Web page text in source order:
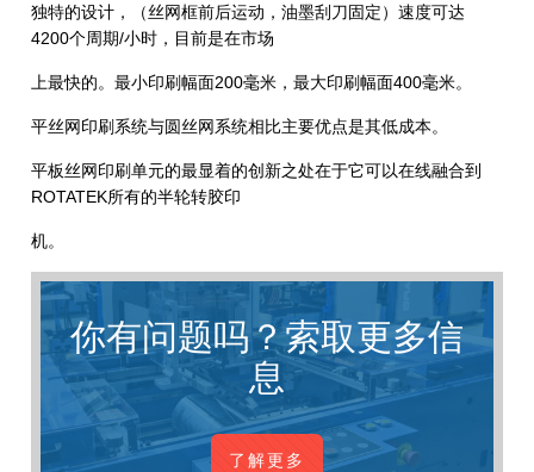
独特的设计，（丝网框前后运动，油墨刮刀固定）速度可达
4200个周期/小时，目前是在市场
上最快的。最小印刷幅面200毫米，最大印刷幅面400毫米。
平丝网印刷系统与圆丝网系统相比主要优点是其低成本。
平板丝网印刷单元的最显着的创新之处在于它可以在线融合到
ROTATEK所有的半轮转胶印
机。
你有问题吗？索取更多信
息
了解更多